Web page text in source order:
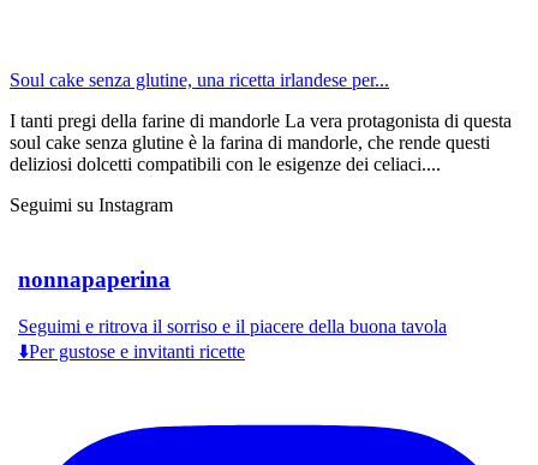
Soul cake senza glutine, una ricetta irlandese per...
I tanti pregi della farine di mandorle La vera protagonista di questa
soul cake senza glutine è la farina di mandorle, che rende questi
deliziosi dolcetti compatibili con le esigenze dei celiaci....
Seguimi su Instagram
nonnapaperina
Seguimi e ritrova il sorriso e il piacere della buona tavola
⬇️Per gustose e invitanti ricette